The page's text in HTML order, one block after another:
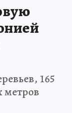
165
метров